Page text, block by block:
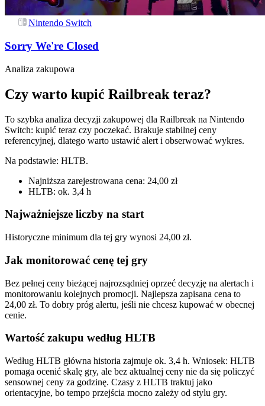
Nintendo Switch
Sorry We're Closed
Analiza zakupowa
Czy warto kupić Railbreak teraz?
To szybka analiza decyzji zakupowej dla Railbreak na Nintendo
Switch: kupić teraz czy poczekać. Brakuje stabilnej ceny
referencyjnej, dlatego warto ustawić alert i obserwować wykres.
Na podstawie: HLTB.
Najniższa zarejestrowana cena: 24,00 zł
HLTB: ok. 3,4 h
Najważniejsze liczby na start
Historyczne minimum dla tej gry wynosi 24,00 zł.
Jak monitorować cenę tej gry
Bez pełnej ceny bieżącej najrozsądniej oprzeć decyzję na alertach i
monitorowaniu kolejnych promocji. Najlepsza zapisana cena to
24,00 zł. To dobry próg alertu, jeśli nie chcesz kupować w obecnej
cenie.
Wartość zakupu według HLTB
Według HLTB główna historia zajmuje ok. 3,4 h. Wniosek: HLTB
pomaga ocenić skalę gry, ale bez aktualnej ceny nie da się policzyć
sensownej ceny za godzinę. Czasy z HLTB traktuj jako
orientacyjne, bo tempo przejścia mocno zależy od stylu gry.